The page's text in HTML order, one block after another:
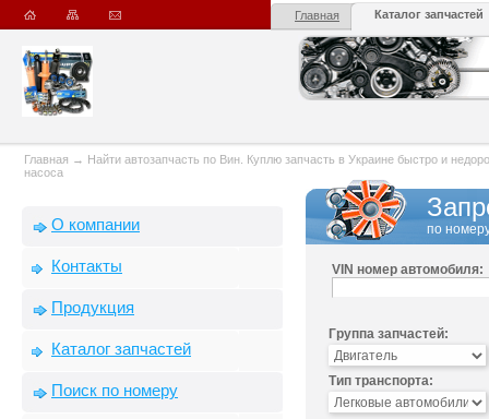
Главная Каталог запчастей
Главная → Найти автозапчасть по Вин. Куплю запчасть в Украине быстро и
насоса
О компании
Контакты
Продукция
Каталог запчастей
Поиск по номеру
по
VIN номер автомобиля:
Группа запчастей:
Тип транспорта: